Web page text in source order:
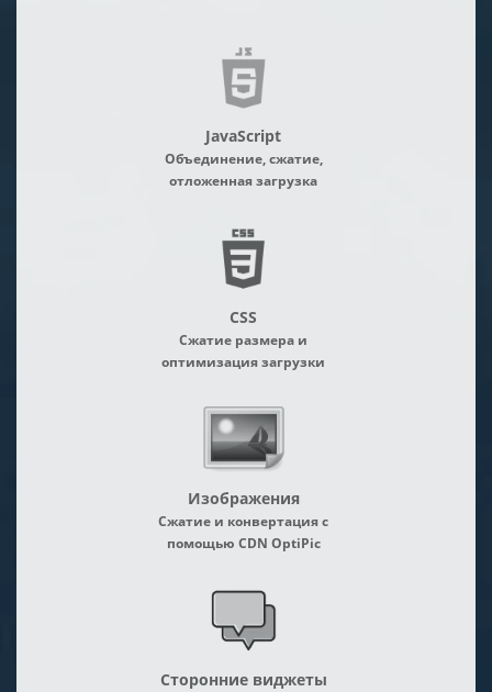
JavaScript
Объединение, сжатие,
отложенная загрузка
CSS
Сжатие размера и
оптимизация загрузки
Изображения
Сжатие и конвертация с
помощью CDN OptiPic
Сторонние виджеты